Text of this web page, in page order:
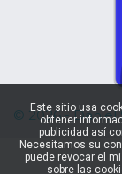
© 2026 - Daniel
Este sitio usa
obtener
publicidad así
Necesitamos su
puede revocar el
sobre las